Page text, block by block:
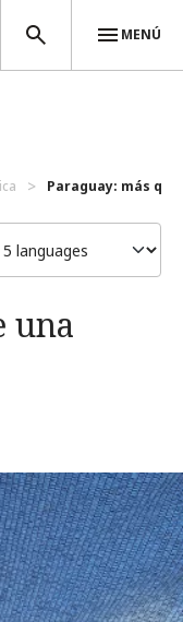
MENÚ
Paraguay: más
una